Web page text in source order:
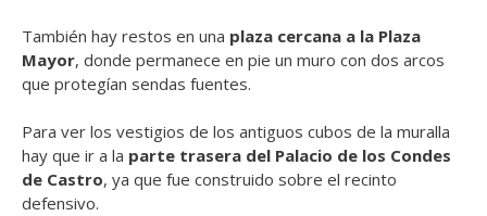
También hay restos en una plaza cercana a la Plaza
Mayor, donde permanece en pie un muro con dos arcos
que protegían sendas fuentes.
Para ver los vestigios de los antiguos cubos de la muralla
hay que ir a la parte trasera del Palacio de los Condes
de Castro, ya que fue construido sobre el recinto
defensivo.